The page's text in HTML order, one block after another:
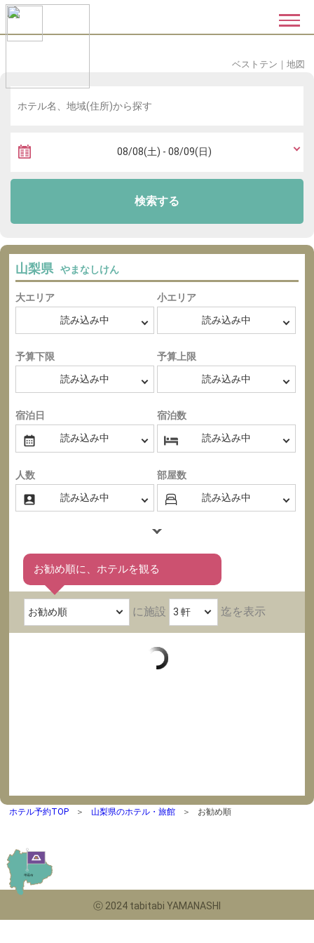
地図
｜
ベストテン
検索する
山梨県 やまなしけん
大エリア 小エリア
予算下限 予算上限
宿泊日 宿泊数
人数 部屋数
お勧め順に、ホテルを観る
に施設 迄を表示
ホテル予約TOP 山梨県のホテル・旅館 お勧め順
ⓒ 2024 tabitabi YAMANASHI